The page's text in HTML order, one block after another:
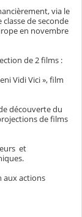
via le
de seconde
en novembre
de 2 films :
Vidi Vici », film
découverte du
de films
et
aux actions